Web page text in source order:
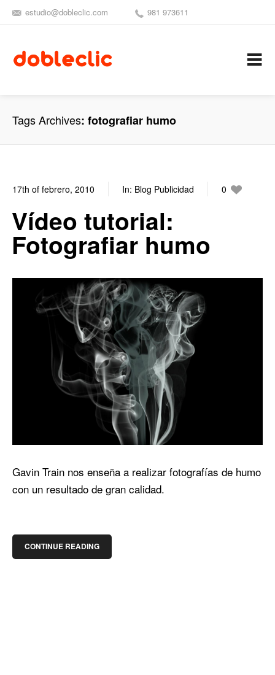
estudio@dobleclic.com 981 973611
Tags Archives fotografiar humo
17th of febrero, 2010 In: Blog Publicidad
0
Vídeo tutorial:
Fotografiar humo
Gavin Train nos enseña a realizar fotografías de humo
con un resultado de gran calidad.
CONTINUE READING